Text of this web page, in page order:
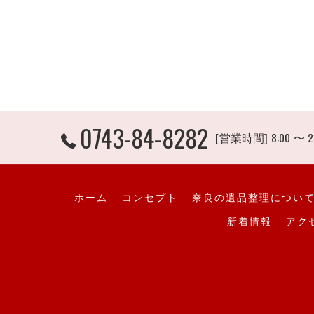
0743-84-8282 [営業時間] 8:00 〜
ホーム コンセプト 奈良の遺品整理について
新着情報
アク